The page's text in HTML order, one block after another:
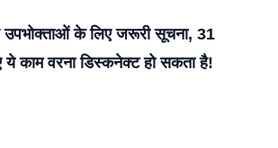
के लिए जरूरी सूचना, 31
ये काम वरना डिस्कनेक्ट हो सकता है!